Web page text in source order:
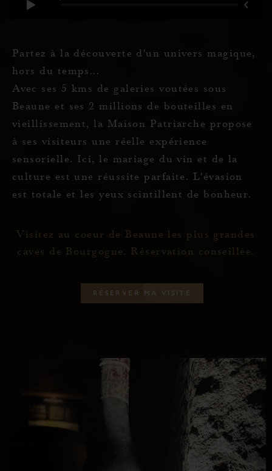
Partez à la découverte d'un univers magique,
hors du temps...
Avec ses 5 kms de galeries voutées sous
Beaune et ses 2 millions de bouteilles en
vieillissement, la Maison Patriarche propose
à ses visiteurs une réelle expérience
sensorielle. Ici, le mariage du vin et de la
culture est une réussite parfaite. L'évasion
est totale et les yeux scintillent de bonheur.
Visitez au coeur de Beaune les plus grandes
caves de Bourgogne. Réservation conseillée.
R É S E R V E R M A V I S IT E